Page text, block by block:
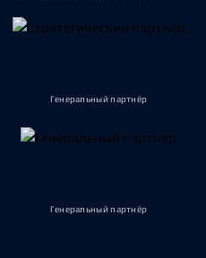
Генеральный партнёр
Генеральный партнёр